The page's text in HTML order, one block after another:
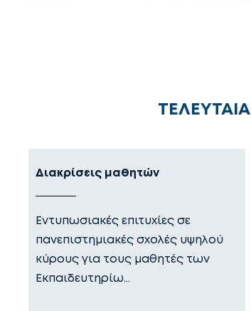
Διακρίσεις μαθητών
Εντυπωσιακές επιτυχίες σε
πανεπιστημιακές σχολές υψηλού
κύρους για τους μαθητές των
Εκπαιδευτηρίω…